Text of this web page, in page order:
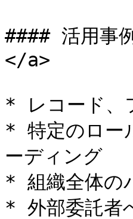
#### 活用
</a>
* レコード、
* 特定のロー
ーディング
* 組織全体の
* 外部委託者